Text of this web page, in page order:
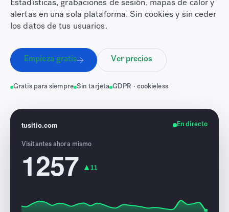
Estadísticas, grabaciones de sesión, mapas de calor y
alertas en una sola plataforma. Sin cookies y sin ceder
los datos de tus usuarios.
Empieza gratis Ver precios
Gratis para siempre Sin tarjeta GDPR · cookieless
tusitio.com En directo
Visitantes ahora mismo
1265 ▲ 8